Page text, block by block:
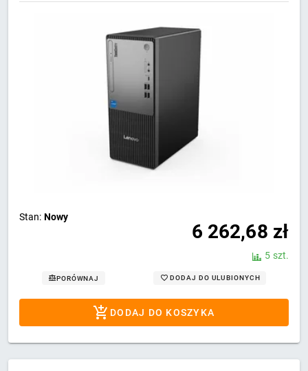
Stan: Nowy
6 262,68 zł
5 szt.
PORÓWNAJ DODAJ DO ULUBIONYCH
DODAJ DO KOSZYKA